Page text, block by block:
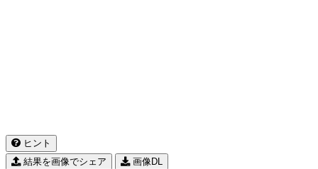
ヒント
結果を画像でシェア
画像DL